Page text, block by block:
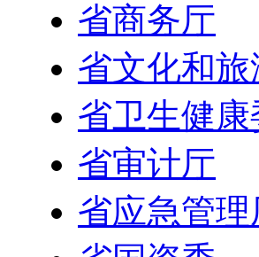
省商务厅
省文化和旅
省卫生健康
省审计厅
省应急管理